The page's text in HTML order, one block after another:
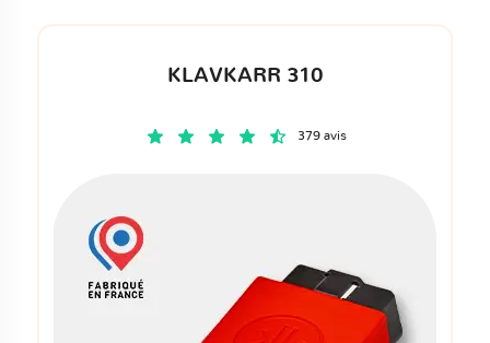
KLAVKARR 310
379 avis